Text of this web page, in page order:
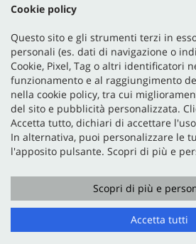
Dati fiscali:
Manzoni Automobili Srl
Via Nazionale, 48, San Paolo D'Argon (BG)
P.IVA:02641590167
Registro delle imprese: BG
N°02641590167
Copyright © 2026
Leggi l'informativa sulla
Sito creato da:GestionaleAuto.com
Cookie policy
Questo sito e gli strumenti terzi in
personali (es. dati di navigazione o
Cookie, Pixel, Tag o altri identificatori
funzionamento e al raggiungimento
nella cookie policy, tra cui
del sito e pubblicità personalizzata.
Accetta tutto, dichiari di accettare
In alternativa, puoi personalizzare le
l'apposito pulsante. Scopri di più e
Scopri di più e
Accetta tutti